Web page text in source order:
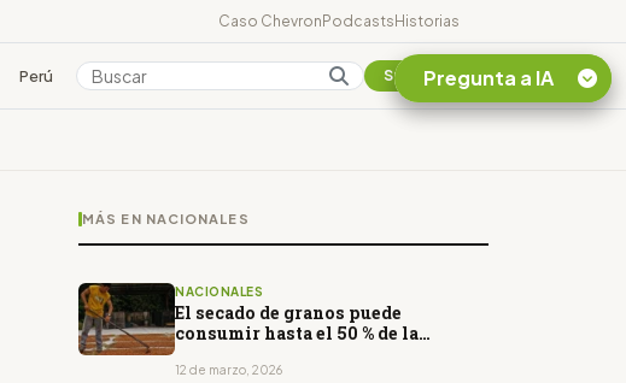
Caso ChevronPodcastsHistorias
Perú Colombia Suscribirse
MÁS EN NACIONALES
NACIONALES
El secado de granos puede
consumir hasta el 50 % de la
12 de marzo, 2026
Pregunta a IA